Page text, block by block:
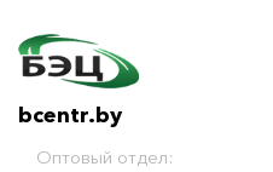
bcentr.by
Оптовый отдел: